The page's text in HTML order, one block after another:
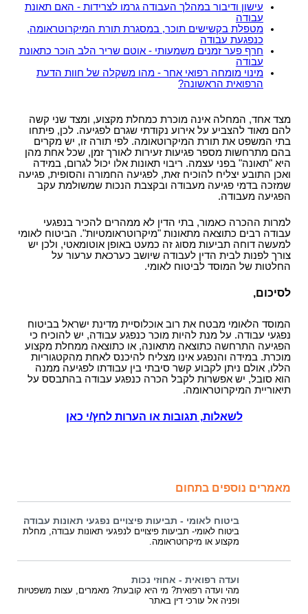
עישון ודיבור במהלך העבודה גרמו לצרידות - האם תאונת
עבודה
מטפלת בקשישים תוכר, במסגרת תורת המיקרוטראומה,
כנפגעת עבודה
חרף פער זמנים משמעותי - אוטם שריר הלב הוכר כתאונת
עבודה
מינוי מומחה רפואי אחר - מהו משקלה של חוות הדעת
הרפואית הראשונה?
מצד אחד, המחלה אינה מוכרת כמחלת מקצוע, ומצד שני קשה
להם מאוד להצביע על אירוע נקודתי שגרם לפגיעה. לכן, פיתחו
בתי המשפט את תורת המיקרוטאומה. לפי תורה זו, יש מקרים
בהם מתרחשות מספר פגיעות זעירות לאורך זמן, שכל אחת מהן
היא "תאונה" בפני עצמה. ריבוי תאונות אלו יכול לגרום, במידה
ואכן התובע יצליח להוכיח זאת, לפגיעה החמורה והסופית, פגיעה
שמזכה בדמי פגיעה מעבודה ובקצבת הנכות שמשולמת עקב
הפגיעה מעבודה.
למרות ההכרה כאמור, בתי הדין לא ממהרים להכיר בנפגעי
עבודה רבים כתוצאה מתאונות "מיקרוטראומטיות". הביטוח לאומי
למעשה דוחה תביעות מסוג זה כמעט באופן אוטומאטי, ולכן יש
צורך לפנות לבית הדין לעבודה שיושב כערכאת ערעור על
החלטות של המוסד לביטוח לאומי.
לסיכום,
המוסד הלאומי מבטח את רוב אוכלוסיית מדינת ישראל בביטוח
נפגעי עבודה. על מנת להיות מוכר כנפגע עבודה, יש להוכיח כי
הפגיעה התרחשה כתוצאה מתאונה, או כתוצאה ממחלת מקצוע
מוכרת. במידה והנפגע אינו מצליח להיכנס לאחת מהקטגוריות
הללו, אולם ניתן לקבוע קשר סיבתי בין עבודתו לפגיעה ממנה
הוא סובל, יש אפשרות לקבל הכרה כנפגע עבודה בהתבסס על
תיאוריית המיקרוטראומה.
לשאלות, תגובות או הערות לחץ/י כאן
מאמרים נוספים בתחום
ביטוח לאומי - תביעות פיצויים נפגעי תאונות עבודה
ביטוח לאומי- תביעות פיצויים לנפגעי תאונות עבודה, מחלת
מקצוע או מיקרוטראומה.
ועדה רפואית - אחוזי נכות
מהי ועדה רפואית? מי היא קובעת? מאמרים, עצות משפטיות
ופניה אל עורכי דין באתר